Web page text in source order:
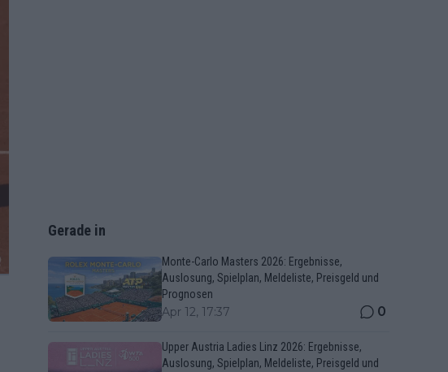
Gerade in
Monte-Carlo Masters 2026: Ergebnisse,
Auslosung, Spielplan, Meldeliste, Preisgeld und
Prognosen
Apr 12, 17:37 0
Upper Austria Ladies Linz 2026: Ergebnisse,
Auslosung, Spielplan, Meldeliste, Preisgeld und